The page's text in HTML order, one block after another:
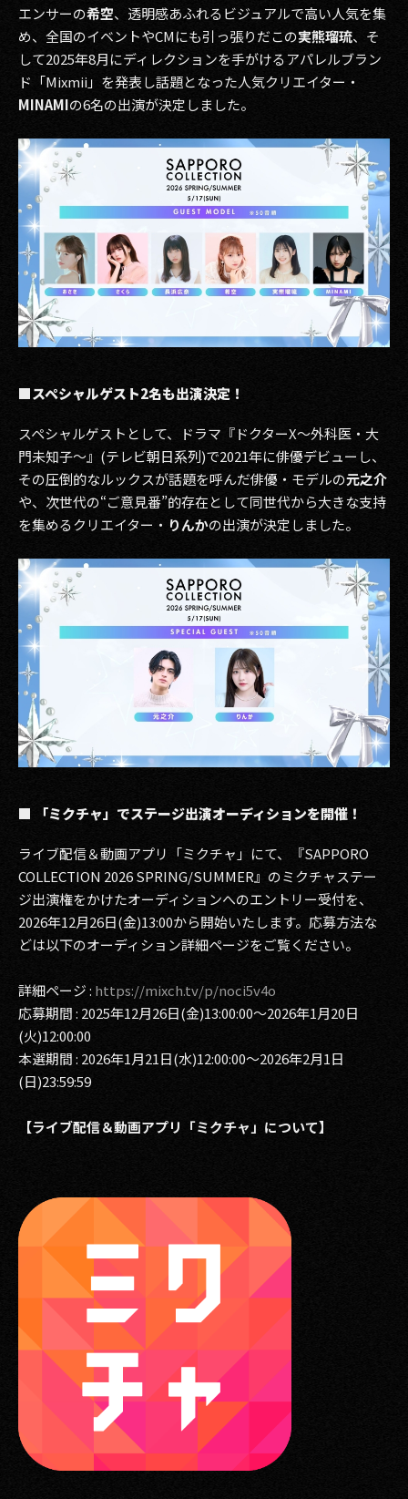
エンサーの希空、透明感あふれるビジュアルで高い人気を集
め、全国のイベントやCMにも引っ張りだこの実熊瑠琉、そ
して2025年8月にディレクションを手がけるアパレルブラン
ド「Mixmii」を発表し話題となった人気クリエイター・
MINAMIの6名の出演が決定しました。
■スペシャルゲスト2名も出演決定！
スペシャルゲストとして、ドラマ『ドクターX～外科医・大
門未知子～』(テレビ朝日系列)で2021年に俳優デビューし、
その圧倒的なルックスが話題を呼んだ俳優・モデルの元之介
や、次世代の“ご意見番”的存在として同世代から大きな支持
を集めるクリエイター・ りんかの出演が決定しました。
■ 「ミクチャ」でステージ出演オーディションを開催！
ライブ配信＆動画アプリ「ミクチャ」にて、『SAPPORO
COLLECTION 2026 SPRING/SUMMER』のミクチャステー
ジ出演権をかけたオーディションへのエントリー受付を、
2026年12月26日(金)13:00から開始いたします。応募方法な
どは以下のオーディション詳細ページをご覧ください。
詳細ページ : https://mixch.tv/p/noci5v4o
応募期間 : 2025年12月26日(金)13:00:00〜2026年1月20日
(火)12:00:00
本選期間 : 2026年1月21日(水)12:00:00〜2026年2月1日
(日)23:59:59
【ライブ配信＆動画アプリ「ミクチャ」について】